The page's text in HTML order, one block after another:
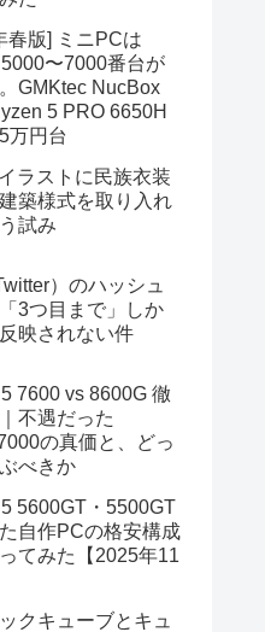
春版] ミニPCは
〜7000番台が
GMKtec NucBox
5 PRO 6650H
万円台
ラストに民族衣装
築様式を取り入れ
試み
）のハッシュ
3つ目まで」しか
映されない件
7600 vs 8600G 徹
不遇だった
の真価と、どっ
べきか
5600GT・5500GT
自作PCの格安構成
てみた【2025年11
クキューブとキュ